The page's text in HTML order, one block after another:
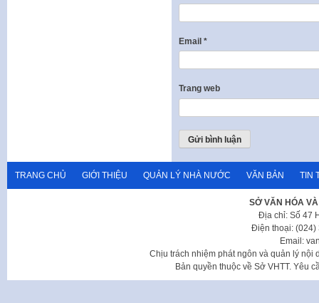
Email *
Trang web
TRANG CHỦ GIỚI THIỆU QUẢN LÝ NHÀ NƯỚC VĂN BẢN TIN
SỞ VĂN HÓA
Địa chỉ: Số 47
Điện thoại: (024)
Email:
Chịu trách nhiệm phát ngôn và quản lý nội
Bản quyền thuộc về Sở VHTT. Yêu